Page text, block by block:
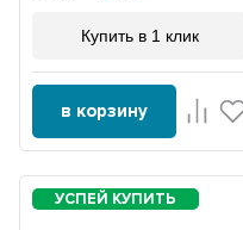
Купить в 1 клик
в корзину